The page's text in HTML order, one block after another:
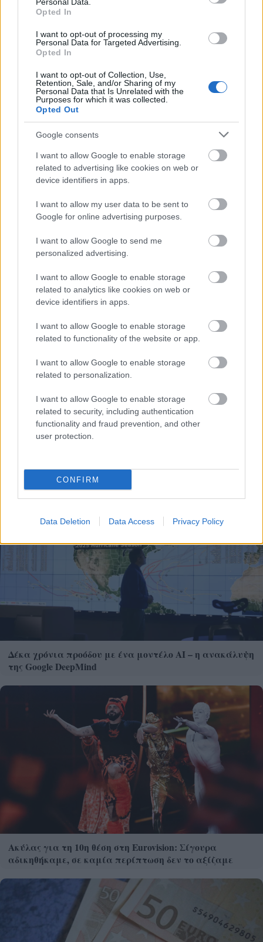
Opted In
I want to opt-out of processing my
Personal Data for Targeted Advertising.
Opted In
I want to opt-out of Collection, Use,
Retention, Sale, and/or Sharing of my
Personal Data that Is Unrelated with the
Purposes for which it was collected.
Opted Out
Google consents
I want to allow Google to enable storage
related to advertising like cookies on web or
device identifiers in apps.
I want to allow my user data to be sent to
Google for online advertising purposes.
I want to allow Google to send me
personalized advertising.
I want to allow Google to enable storage
related to analytics like cookies on web or
device identifiers in apps.
I want to allow Google to enable storage
related to functionality of the website or app.
I want to allow Google to enable storage
related to personalization.
I want to allow Google to enable storage
related to security, including authentication
functionality and fraud prevention, and other
user protection.
CONFIRM
Data Deletion Data Access Privacy Policy
Το Matrix επιστρέφει: Πότε βγαίνει η 5η ταινία και η
ταινία έκπληξη της Warner με τον Jim Carrey
Ελένη Βουλγαράκη: Ξεσπά μετά τις φήμες χωρισμού
με τον Φώτη Ιωαννίδη
πότισμα
Δέκα χρόνια προόδου με ένα μοντέλο ΑΙ – η ανακάλυψη
της Google DeepMind
Ακύλας για τη 10η θέση στη Eurovision: Σίγουρα
αδικηθήκαμε, σε καμία περίπτωση δεν το αξίζαμε